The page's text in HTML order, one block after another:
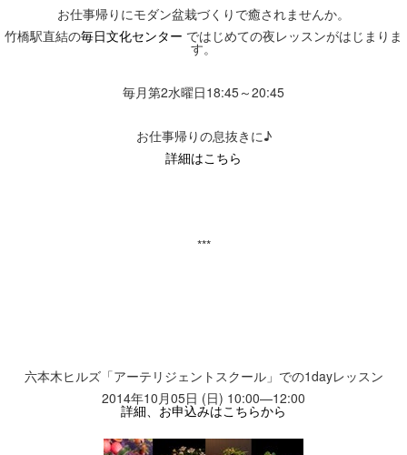
お仕事帰りにモダン盆栽づくりで癒されませんか。
竹橋駅直結の毎日文化センター ではじめての夜レッスンがはじまりま
す。
毎月第2水曜日18:45～20:45
お仕事帰りの息抜きに♪
詳細はこちら
***
六本木ヒルズ「アーテリジェントスクール」での1dayレッスン
2014年10月05日 (日) 10:00—12:00
詳細、お申込みはこちらから